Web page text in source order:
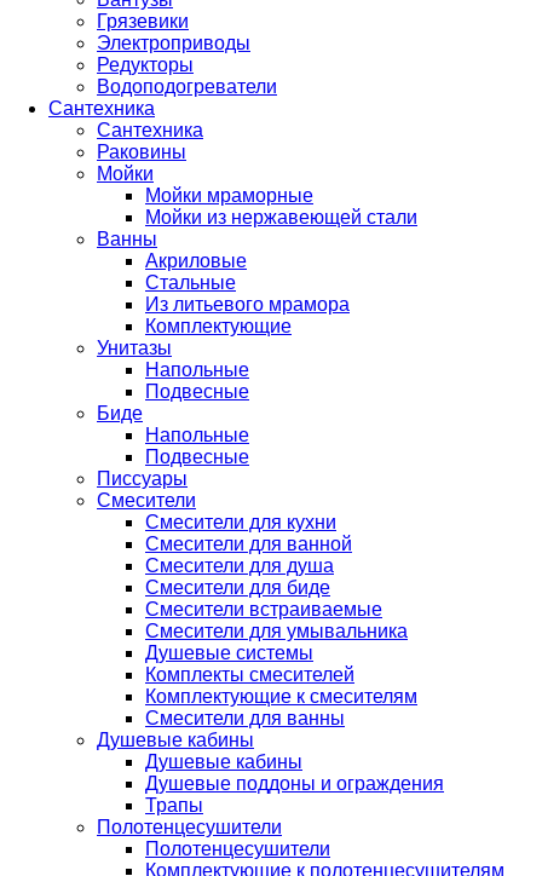
Грязевики
Электроприводы
Редукторы
Водоподогреватели
Сантехника
Сантехника
Раковины
Мойки
Мойки мраморные
Мойки из нержавеющей стали
Ванны
Акриловые
Стальные
Из литьевого мрамора
Комплектующие
Унитазы
Напольные
Подвесные
Биде
Напольные
Подвесные
Писсуары
Смесители
Смесители для кухни
Смесители для ванной
Смесители для душа
Смесители для биде
Смесители встраиваемые
Смесители для умывальника
Душевые системы
Комплекты смесителей
Комплектующие к смесителям
Смесители для ванны
Душевые кабины
Душевые кабины
Душевые поддоны и ограждения
Трапы
Полотенцесушители
Полотенцесушители
Комплектующие к полотенцесушителям